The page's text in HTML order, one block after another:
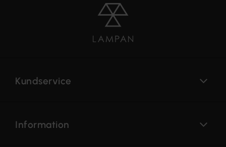
Kundservice
Information